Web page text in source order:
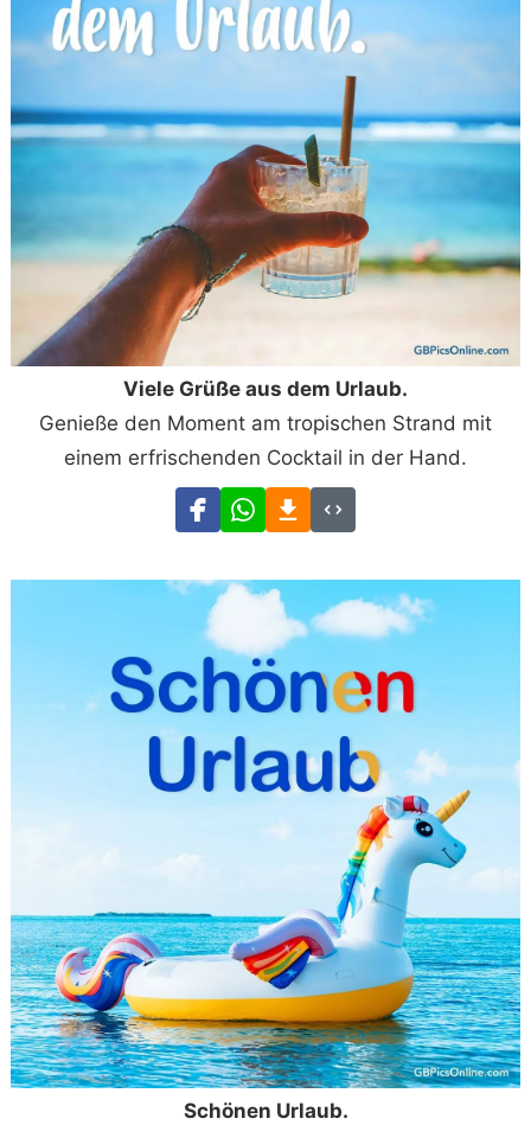
Viele Grüße aus dem Urlaub.
Genieße den Moment am tropischen Strand mit
einem erfrischenden Cocktail in der Hand.
Schönen Urlaub.